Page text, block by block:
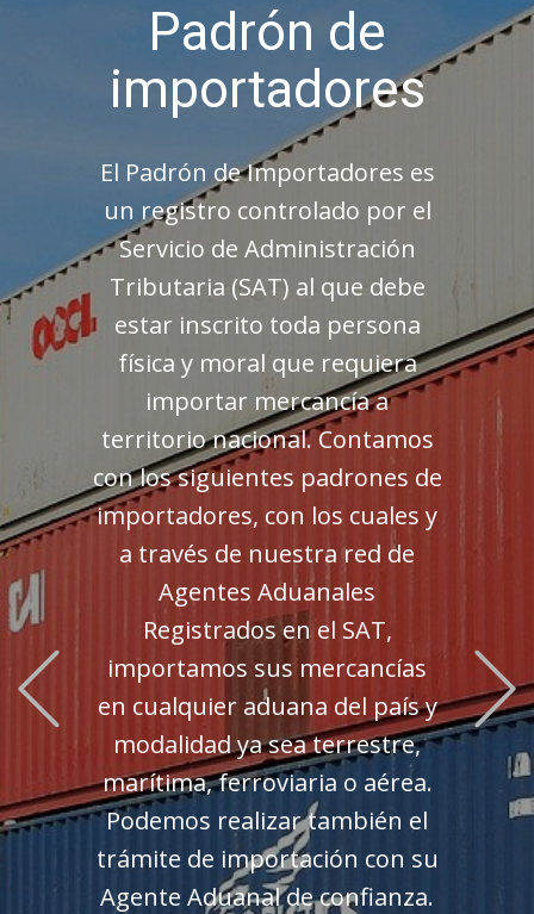
Padrón de
importadores
El Padrón de Importadores es
un registro controlado por el
Servicio de Administración
Tributaria (SAT) al que debe
estar inscrito toda persona
física y moral que requiera
importar mercancía a
territorio nacional. Contamos
con los siguientes padrones de
importadores, con los cuales y
a través de nuestra red de
Agentes Aduanales
Registrados en el SAT,
importamos sus mercancías
en cualquier aduana del país y
modalidad ya sea terrestre,
marítima, ferroviaria o aérea.
Podemos realizar también el
trámite de importación con su
Agente Aduanal de confianza.
Previous